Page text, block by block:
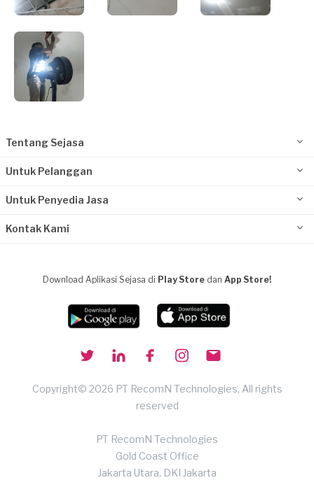
Tentang Sejasa
Untuk Pelanggan
Untuk Penyedia Jasa
Kontak Kami
Download Aplikasi Sejasa di Play Store dan App Store!
Copyright© 2026 PT RecomN Technologies, All rights
reserved
PT RecomN Technologies
Gold Coast Office
Jakarta Utara, DKI Jakarta